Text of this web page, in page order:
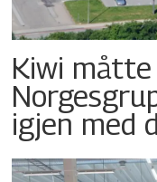
Kiwi måtte
igjen med